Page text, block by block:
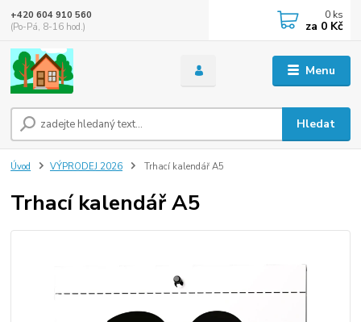
Menu
Hledat
+420 604 910 560
(Po-Pá, 8-16 hod.)
0 ks
za 0 Kč
Úvod VÝPRODEJ 2026 Trhací kalendář A5
Trhací kalendář A5